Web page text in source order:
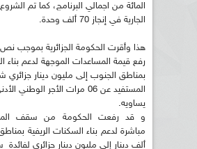
المائة من اجمالي البرنامج، كما تم
الجارية في إنجاز 70 ألف وحدة.
هذا وأقرت الحكومة الجزائرية بموجب
رفع قيمة المساعدات الموجهة لدعم بناء
بمناطق الجنوب إلى مليون دينار جزائري
المستفيد عن 06 مرات الأجر
يساويه.
و قد رفعت الحكومة من سقف